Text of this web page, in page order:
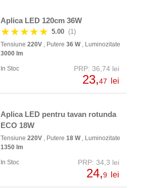
Aplica LED 120cm 36W
★★★★★ 5.00 (1)
Tensiune 220V , Putere 36 W, Luminozitate
3000 lm
In Stoc PRP: 36,74 lei
23,47 lei
Aplica LED pentru tavan rotunda
ECO 18W
Tensiune 220V , Putere 18 W, Luminozitate
1350 lm
In Stoc PRP: 34,3 lei
24,9 lei